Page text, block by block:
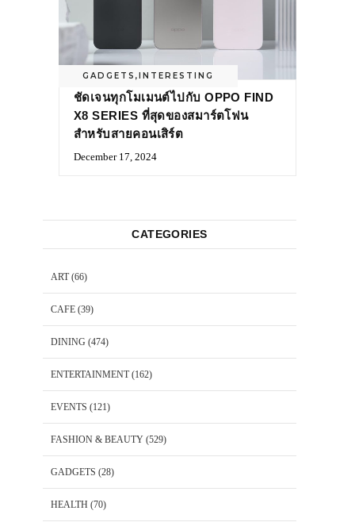
GADGETS , INTERESTING
ชัดเจนทุกโมเมนต์ไปกับ OPPO FIND
X8 SERIES ที่สุดของสมาร์ตโฟน
สำหรับสายคอนเสิร์ต
December 17, 2024
CATEGORIES
ART(66)
CAFE (39)
DINING (474)
ENTERTAINMENT(162)
EVENTS (121)
FASHION & BEAUTY (529)
GADGETS (28)
HEALTH (70)